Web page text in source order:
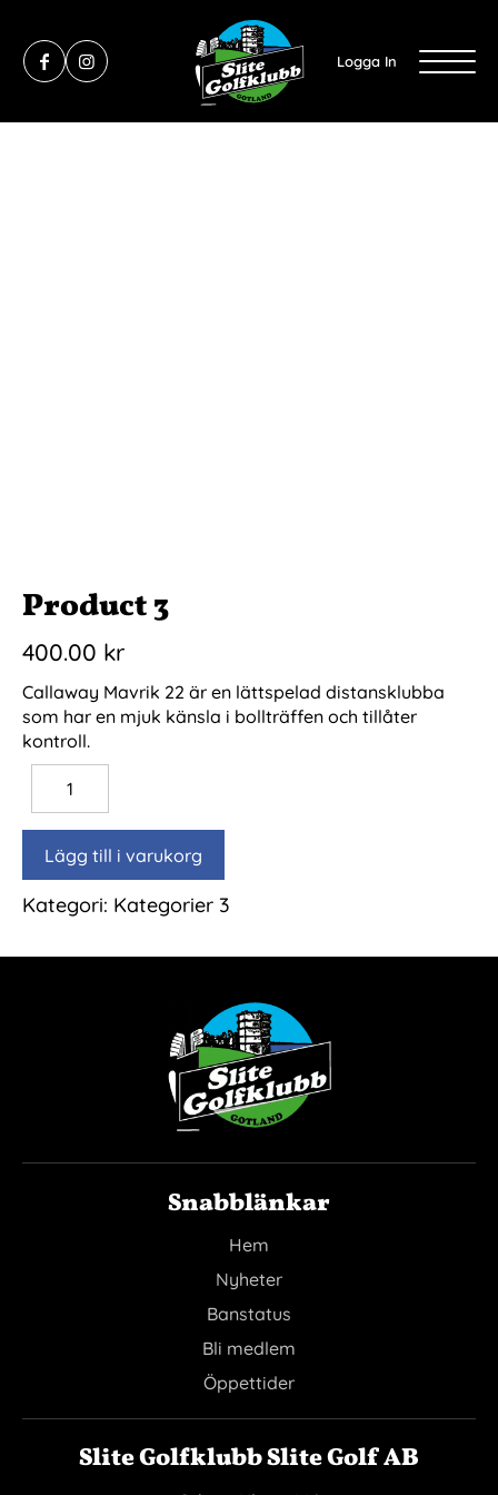
Logga In
Product 3
400.00 kr
Callaway Mavrik 22 är en lättspelad distansklubba
som har en mjuk känsla i bollträffen och tillåter
kontroll.
Lägg till i varukorg
Kategori: Kategorier 3
Snabblänkar
Hem
Nyheter
Banstatus
Bli medlem
Öppettider
Slite Golfklubb Slite Golf AB